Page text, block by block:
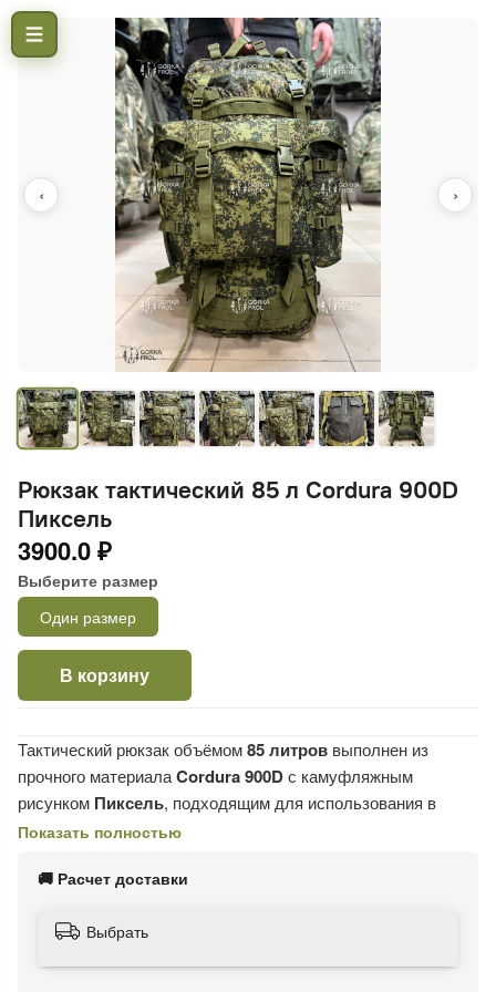
‹ ›
Рюкзак тактический 85 л Cordura 900D
Пиксель
3900.0 ₽
Выберите размер
Один размер
В корзину
Тактический рюкзак объёмом85 литров выполнен из
прочного материалаCordura 900Dс камуфляжным
рисунком Пиксель, подходящим для использования в
лесистой местности и городских условиях.
Рюкзак оснащёнсъёмным алюминиевым каркасом
равномерное распределение нагрузки.
Показать полностью
🚚 Расчет доставки
Выбрать